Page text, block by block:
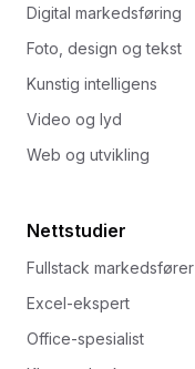
Digital markedsføring
Foto, design og tekst
Kunstig intelligens
Video og lyd
Web og utvikling
Nettstudier
Fullstack markedsfører
Excel-ekspert
Office-spesialist